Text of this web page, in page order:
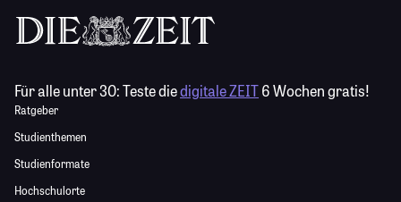
Für alle unter 30:Teste diedigitale ZEIT6 Wochen gratis!
Ratgeber
Studienthemen
Studienformate
Hochschulorte